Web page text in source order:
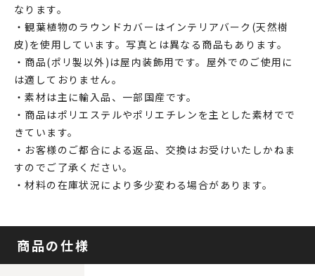
なります。
・観葉植物のラウンドカバーはインテリアバーク(天然樹
皮)を使用しています。写真とは異なる商品もあります。
・商品(ポリ製以外)は屋内装飾用です。屋外でのご使用に
は適しておりません。
・素材は主に輸入品、一部国産です。
・商品はポリエステルやポリエチレンを主とした素材でで
きています。
・お客様のご都合による返品、交換はお受けいたしかねま
すのでご了承ください。
・材料の在庫状況により多少変わる場合があります。
商品の仕様